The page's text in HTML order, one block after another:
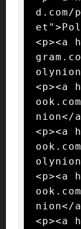
d.com/
<p><a
<p><a
nion</
<p><a
<p><a
nion</
<p><a